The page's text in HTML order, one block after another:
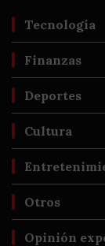
Tecnología
Finanzas
Deportes
Cultura
Otros
Opinión